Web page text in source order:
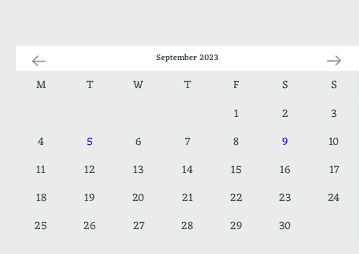
September 2023
M T W T F S
S
1
2
3
4
5 6 7 8 9
10
11
12 13 14 15 16
17
18
19 20 21 22 23
24
25
26 27 28 29 30